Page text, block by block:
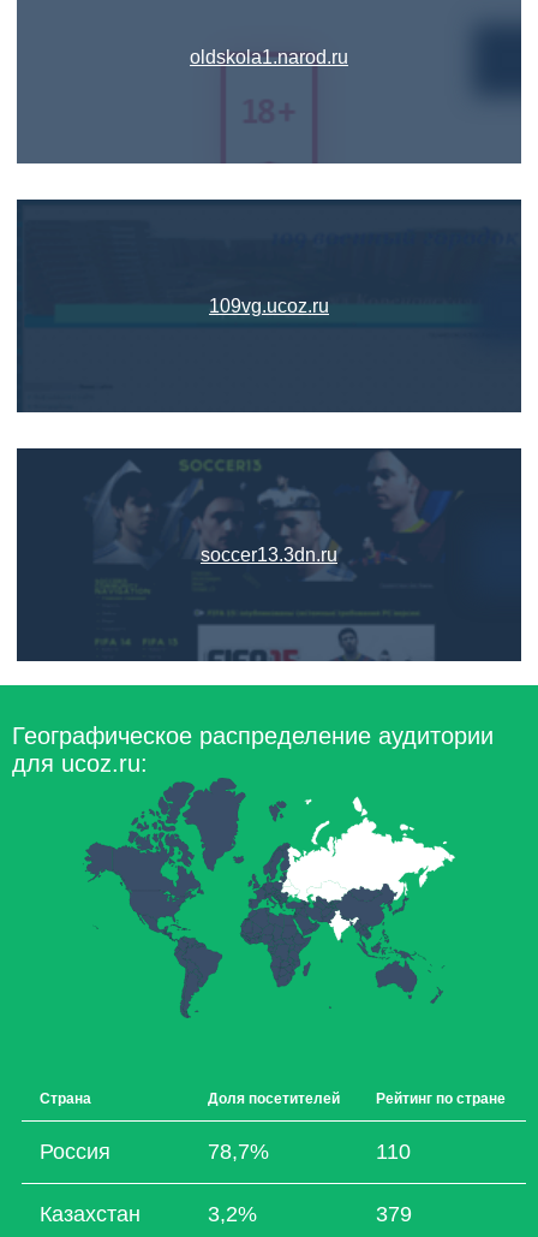
oldskola1.narod.ru
109vg.ucoz.ru
soccer13.3dn.ru
Географическое распределение аудитории
для ucoz.ru:
Страна Доля посетителей Рейтинг по стране
Россия 78,7% 110
Казахстан 3,2% 379